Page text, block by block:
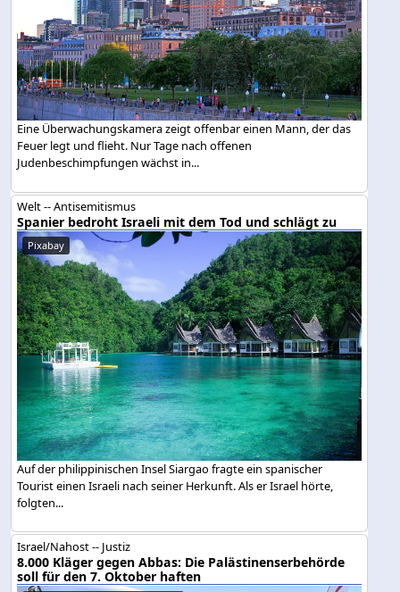
Eine Überwachungskamera zeigt offenbar einen Mann, der das
Feuer legt und flieht. Nur Tage nach offenen
Judenbeschimpfungen wächst in...
Welt -- Antisemitismus
Spanier bedroht Israeli mit dem Tod und schlägt zu
Pixabay
Auf der philippinischen Insel Siargao fragte ein spanischer
Tourist einen Israeli nach seiner Herkunft. Als er Israel hörte,
folgten...
Israel/Nahost -- Justiz
8.000 Kläger gegen Abbas: Die Palästinenserbehörde
soll für den 7. Oktober haften